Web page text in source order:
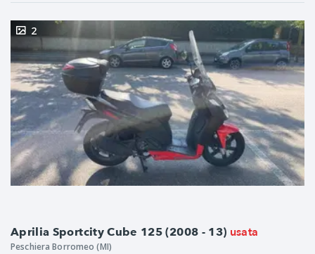
Aprilia Sportcity Cube 125 (2008 - 13) usata
2
Peschiera Borromeo (MI)